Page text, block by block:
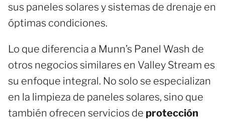
sus paneles solares y sistemas de drenaje en
óptimas condiciones.
Lo que diferencia a Munn’s Panel Wash de
otros negocios similares en Valley Stream es
su enfoque integral. No solo se especializan
en la limpieza de paneles solares, sino que
también ofrecen servicios de protección